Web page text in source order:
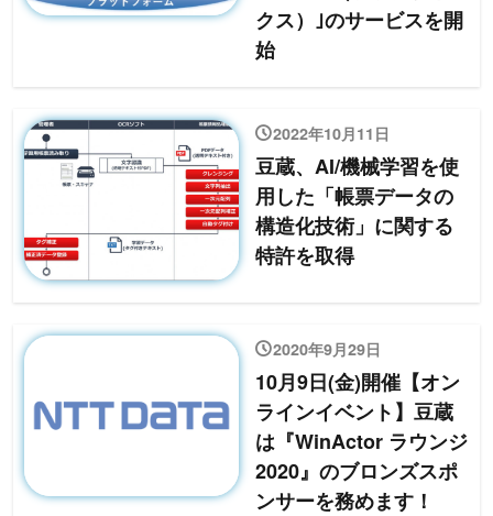
クス）｣のサービスを開
始
2022年10月11日
豆蔵、AI/機械学習を使
用した「帳票データの
構造化技術」に関する
特許を取得
2020年9月29日
10月9日(金)開催【オン
ラインイベント】豆蔵
は『WinActor ラウンジ
2020』のブロンズスポ
ンサーを務めます！